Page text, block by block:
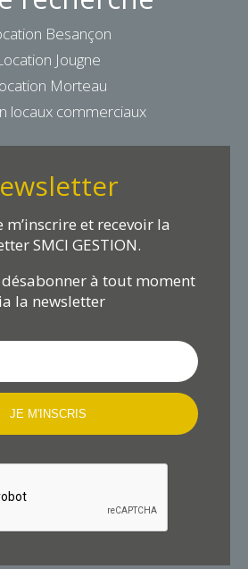
Besançon
Jougne
Morteau
locaux commerciaux
m’inscrire et recevoir la
SMCI GESTION.
à tout moment
la newsletter